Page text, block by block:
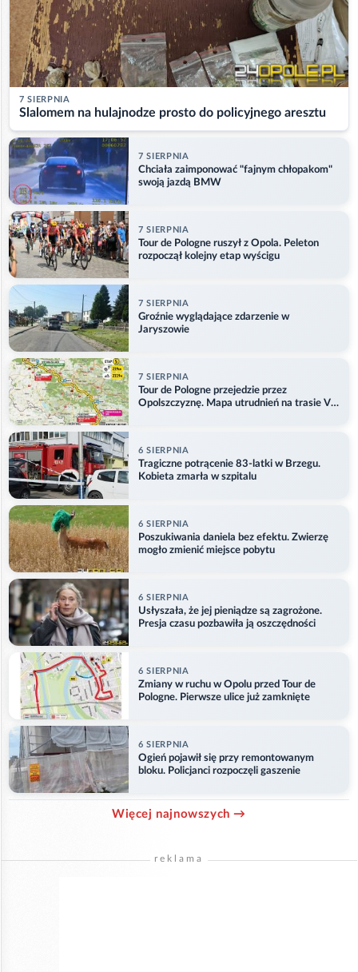
7 SIERPNIA
Slalomem na hulajnodze prosto do policyjnego aresztu
7 SIERPNIA
Chciała zaimponować "fajnym chłopakom"
swoją jazdą BMW
7 SIERPNIA
Tour de Pologne ruszył z Opola. Peleton
rozpoczął kolejny etap wyścigu
7 SIERPNIA
Groźnie wyglądające zdarzenie w
Jaryszowie
7 SIERPNIA
Tour de Pologne przejedzie przez
Opolszczyznę. Mapa utrudnień na trasie V
6 SIERPNIA
Tragiczne potrącenie 83-latki w Brzegu.
Kobieta zmarła w szpitalu
6 SIERPNIA
Poszukiwania daniela bez efektu. Zwierzę
mogło zmienić miejsce pobytu
6 SIERPNIA
Usłyszała, że jej pieniądze są zagrożone.
Presja czasu pozbawiła ją oszczędności
6 SIERPNIA
Zmiany w ruchu w Opolu przed Tour de
Pologne. Pierwsze ulice już zamknięte
6 SIERPNIA
Ogień pojawił się przy remontowanym
bloku. Policjanci rozpoczęli gaszenie
Więcej najnowszych →
reklama